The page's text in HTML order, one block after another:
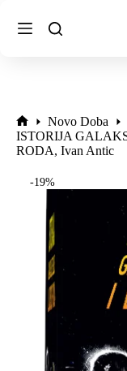
Novo Doba
ISTORIJA
RODA, Ivan Antic
-19%